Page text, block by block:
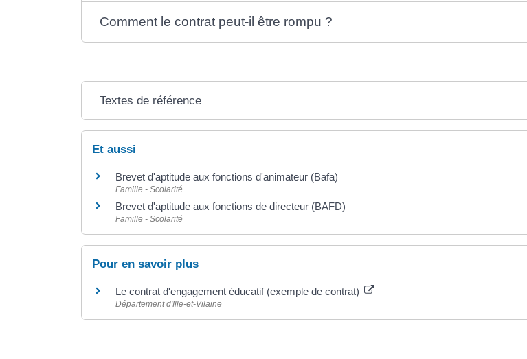
Comment le contrat peut-il être rompu ?
Textes de référence
Et aussi
Brevet d'aptitude aux fonctions d'animateur (Bafa)
Famille - Scolarité
Brevet d'aptitude aux fonctions de directeur (BAFD)
Famille - Scolarité
Pour en savoir plus
Le contrat d'engagement éducatif (exemple de contrat)
Département d'Ille-et-Vilaine